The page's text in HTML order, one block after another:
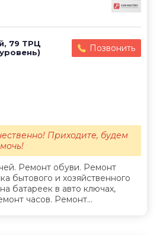
79 ТРЦ
Позвонить
Ремонт обуви. Ремонт
бытового и хозяйственного
батареек в авто ключах,
часов. Ремонт...
Приходите, будем